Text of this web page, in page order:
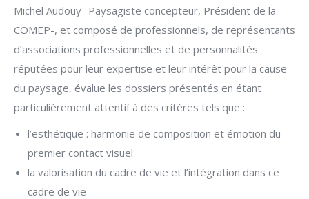
Michel Audouy -Paysagiste concepteur, Président de la
COMEP-, et composé de professionnels, de représentants
d’associations professionnelles et de personnalités
réputées pour leur expertise et leur intérêt pour la cause
du paysage, évalue les dossiers présentés en étant
particulièrement attentif à des critères tels que :
l’esthétique : harmonie de composition et émotion du
premier contact visuel
la valorisation du cadre de vie et l’intégration dans ce
cadre de vie